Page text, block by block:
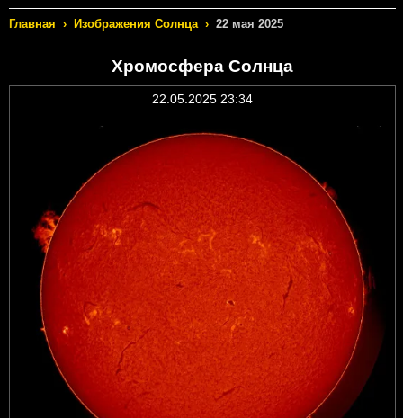
Главная › Изображения Солнца › 22 мая 2025
Хромосфера Солнца
22.05.2025 23:34